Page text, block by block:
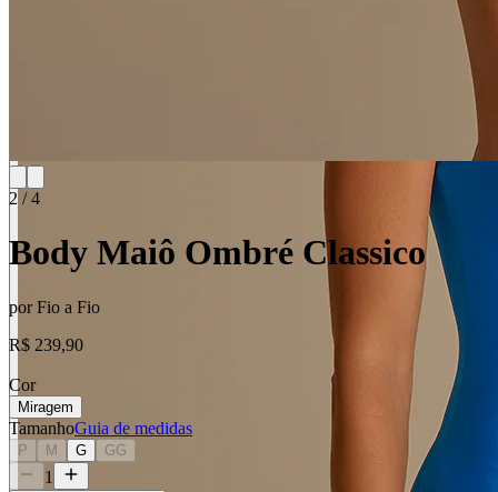
2 /4
Body Maiô Ombré Classico
porFio a Fio
R$ 239,90
Cor
Miragem
TamanhoGuia de medidas
P M G GG
1